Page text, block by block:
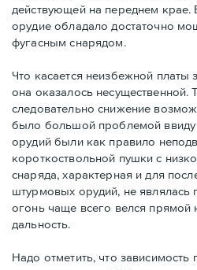
действующей на переднем крае.
орудие обладало достаточно
фугасным снарядом.
Что касается неизбежной платы
она оказалось несущественной.
следовательно снижение
было большой проблемой ввиду
орудий были как правило
короткоствольной пушки с
снаряда, характерная и для
штурмовых орудий, не являлась
огонь чаще всего велся
дальность.
Надо отметить, что зависимость